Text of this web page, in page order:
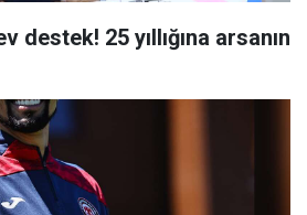
destek! 25 yıllığına arsanın